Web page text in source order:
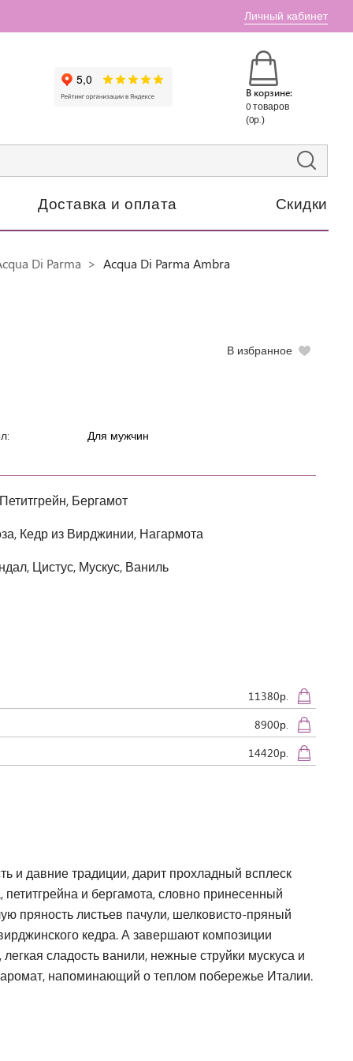
Личный кабинет
В корзине:
0 товаров
(0р.)
Доставка и оплата Скидки
Di Parma Acqua Di Parma Ambra
В избранное
Для мужчин
Бергамот
Кедр из Вирджинии, Нагармота
Цистус, Мускус, Ваниль
11380р.
8900р.
14420р.
и давние традиции, дарит прохладный всплеск
и бергамота, словно принесенный
пряность листьев пачули, шелковисто-пряный
кедра. А завершают композиции
сладость ванили, нежные струйки мускуса и
напоминающий о теплом побережье Италии.